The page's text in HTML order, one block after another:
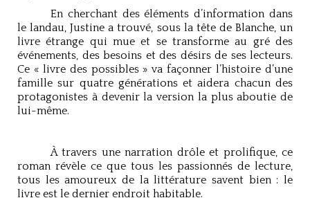
En cherchant des éléments d’information dans
le landau, Justine a trouvé, sous la tête de Blanche, un
livre étrange qui mue et se transforme au gré des
événements, des besoins et des désirs de ses lecteurs.
Ce « livre des possibles » va façonner l’histoire d’une
famille sur quatre générations et aidera chacun des
protagonistes à devenir la version la plus aboutie de
lui-même.
À travers une narration drôle et prolifique, ce
roman révèle ce que tous les passionnés de lecture,
tous les amoureux de la littérature savent bien : le
livre est le dernier endroit habitable.